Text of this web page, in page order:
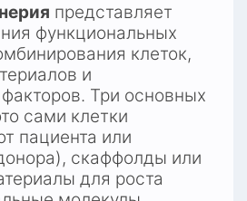
представляет
функциональных
клеток,
и
Три основных
сами клетки
пациента или
скаффолды или
для роста